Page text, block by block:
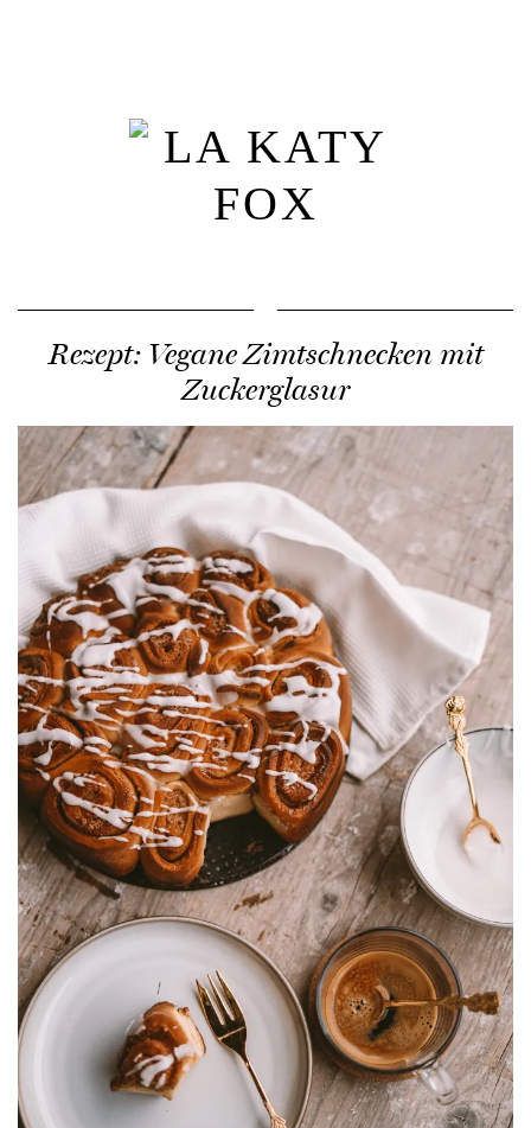
Rezept: Vegane Zimtschnecken mit
Zuckerglasur